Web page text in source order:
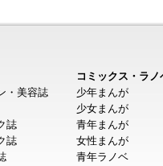
・美容誌
誌
誌
コミックス・ラノ
少年まんが
少女まんが
青年まんが
女性まんが
青年ラノベ